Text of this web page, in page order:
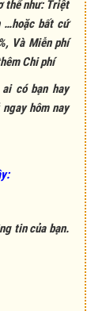
thể như: Triệt
…hoặc bất cứ
Và Miễn phí
Chi phí
có bạn hay
hôm nay
tin của bạn.